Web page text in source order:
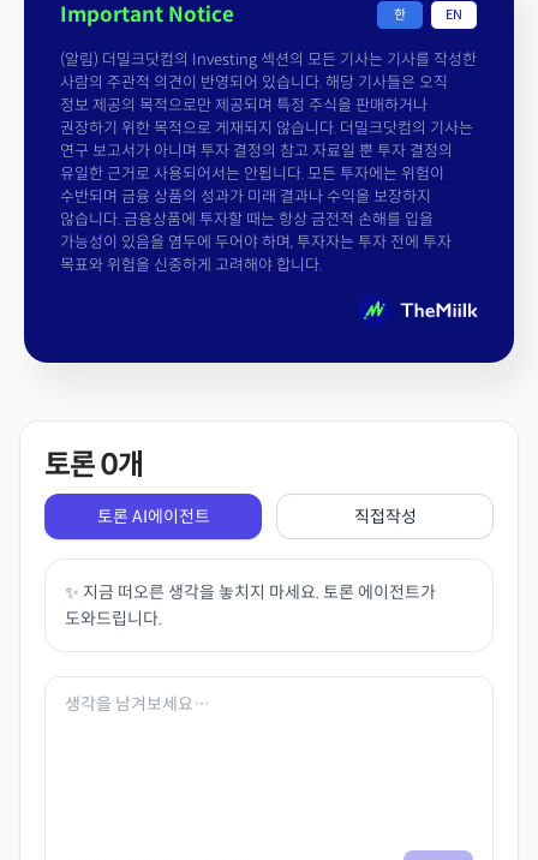
Important Notice 한 EN
(알림) 더밀크닷컴의 Investing 섹션의 모든 기사는 기사를 작성한
사람의 주관적 의견이 반영되어 있습니다. 해당 기사들은 오직
정보 제공의 목적으로만 제공되며 특정 주식을 판매하거나
권장하기 위한 목적으로 게재되지 않습니다. 더밀크닷컴의 기사는
연구 보고서가 아니며 투자 결정의 참고 자료일 뿐 투자 결정의
유일한 근거로 사용되어서는 안됩니다. 모든 투자에는 위험이
수반되며 금융 상품의 성과가 미래 결과나 수익을 보장하지
않습니다. 금융상품에 투자할 때는 항상 금전적 손해를 입을
가능성이 있음을 염두에 두어야 하며, 투자자는 투자 전에 투자
목표와 위험을 신중하게 고려해야 합니다.
토론0개
토론 AI에이전트 직접작성
✨ 지금 떠오른 생각을 놓치지 마세요. 토론 에이전트가
도와드립니다.